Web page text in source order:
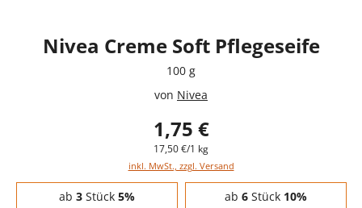
Nivea Creme Soft Pflegeseife
100 g
von Nivea
1,75 €
17,50 €/1 kg
inkl. MwSt., zzgl. Versand
Staffelpreise - Mengenrabatt
ab 3Stück 5% ab 6Stück 10%